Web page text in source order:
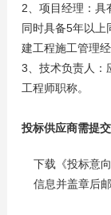
2、项目经理：具
同时具备5年以上
建工程施工管理经
3、技术负责人：
工程师职称。
投标供应商需提
下载《投标意
信息并盖章后